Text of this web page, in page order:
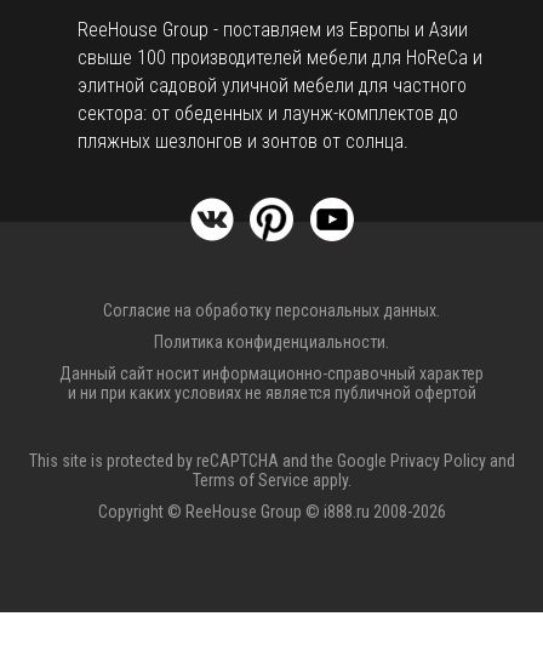
ReeHouse Group - поставляем из Европы и Азии
свыше 100 производителей мебели для HoReCa и
элитной садовой уличной мебели для частного
сектора: от обеденных и лаунж-комплектов до
пляжных шезлонгов и зонтов от солнца.
Согласие на обработку персональных данных.
Политика конфиденциальности.
Данный сайт носит информационно-справочный характер
и ни при каких условиях не является публичной офертой
This site is protected by reCAPTCHA and the Google Privacy Policyand
Terms of Service apply.
Copyright © ReeHouse Group © i888.ru 2008-2026